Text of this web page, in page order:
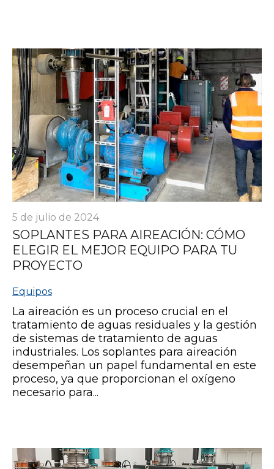
5 de julio de 2024
SOPLANTES PARA AIREACIÓN: CÓMO
ELEGIR EL MEJOR EQUIPO PARA TU
PROYECTO
Equipos
La aireación es un proceso crucial en el
tratamiento de aguas residuales y la gestión
de sistemas de tratamiento de aguas
industriales. Los soplantes para aireación
desempeñan un papel fundamental en este
proceso, ya que proporcionan el oxígeno
necesario para...